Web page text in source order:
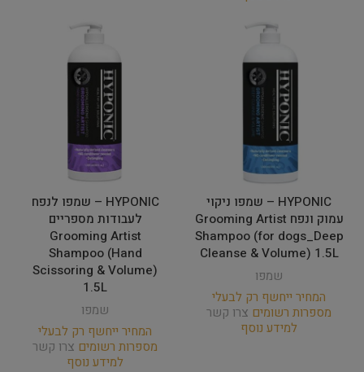
HYPONIC – שמפו ניקוי
עמוק ונפח Grooming Artist
Shampoo (for dogs_Deep
Cleanse & Volume) 1.5L
שמפו
המחיר ייחשף רק לבעלי
מספרות רשומים צרו קשר
למידע נוסף
HYPONIC – שמפו לנפח
לעבודות מספריים
Grooming Artist
Shampoo (Hand
Scissoring & Volume)
1.5L
שמפו
המחיר ייחשף רק לבעלי
מספרות רשומים צרו קשר
למידע נוסף